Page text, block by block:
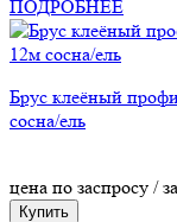
ПОДРОБНЕЕ
Брус клеёный
сосна/ель
цена по заспросу /
Купить